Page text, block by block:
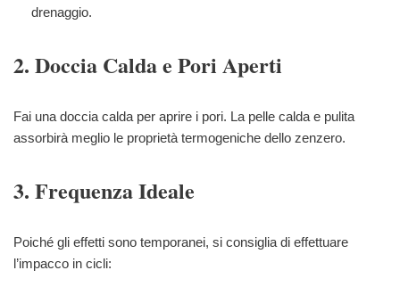
drenaggio.
2. Doccia Calda e Pori Aperti
Fai una doccia calda per aprire i pori. La pelle calda e pulita
assorbirà meglio le proprietà termogeniche dello zenzero.
3. Frequenza Ideale
Poiché gli effetti sono temporanei, si consiglia di effettuare
l’impacco in cicli: